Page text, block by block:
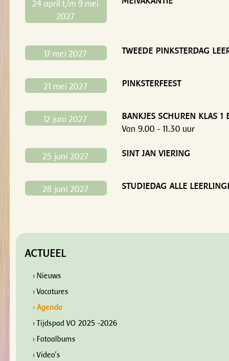
24 april t/m 9 mei
2027
17 mei 2027 TWEEDE PINKSTERDAG
21 mei 2027 PINKSTERFEEST
12 juni 2027
BANKJES SCHUREN KLAS 1
Van 9.00 - 11.30 uur
25 juni 2027 SINT JAN VIERING
28 juni 2027 STUDIEDAG ALLE
ACTUEEL
› Nieuws
› Vacatures
› Agenda
› Tijdspad VO 2025 -2026
› Fotoalbums
› Video's